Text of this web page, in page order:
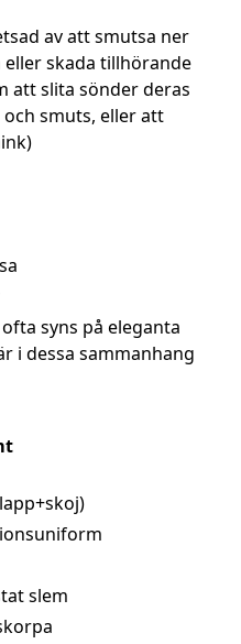
av att smutsa ner
skada tillhörande
att slita sönder deras
smuts, eller att
syns på eleganta
i dessa sammanhang
slem